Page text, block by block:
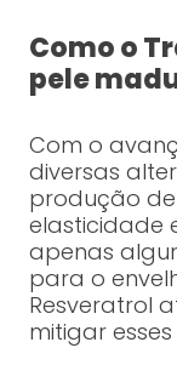
Como o
pele
Com o
diversas
produção
elasticidade
apenas
para o
Resveratrol
mitigar